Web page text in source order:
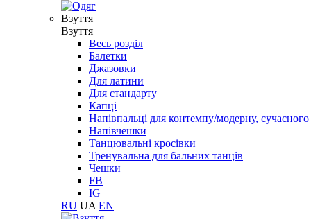
Взуття
Взуття
Весь розділ
Балетки
Джазовки
Для латини
Для стандарту
Капці
Напівпальці для контемпу/модерну,
Напівчешки
Танцювальні кросівки
Тренувальна для бальних танців
Чешки
FB
IG
RU UA EN